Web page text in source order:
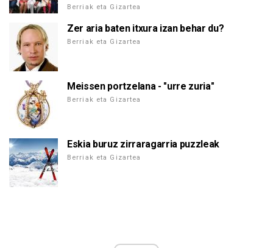
Berriak eta Gizartea
Zer aria baten itxura izan behar du?
Berriak eta Gizartea
Meissen portzelana - "urre zuria"
Berriak eta Gizartea
Eskia buruz zirraragarria puzzleak
Berriak eta Gizartea